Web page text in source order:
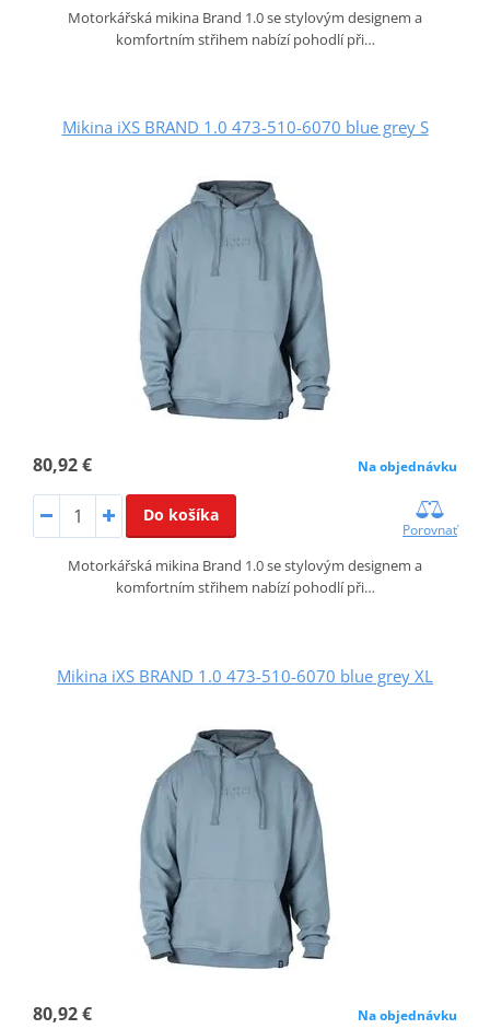
Motorkářská mikina Brand 1.0 se stylovým designem a
komfortním střihem nabízí pohodlí při…
Mikina iXS BRAND 1.0 473-510-6070 blue grey S
80,92 € Na objednávku
Do košíka
Porovnať
Motorkářská mikina Brand 1.0 se stylovým designem a
komfortním střihem nabízí pohodlí při…
Mikina iXS BRAND 1.0 473-510-6070 blue grey XL
80,92 € Na objednávku